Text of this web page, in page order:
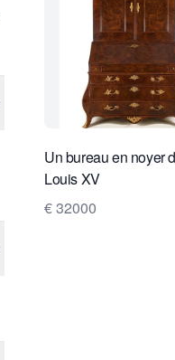
Un bureau en noyer
Louis XV
€ 32000